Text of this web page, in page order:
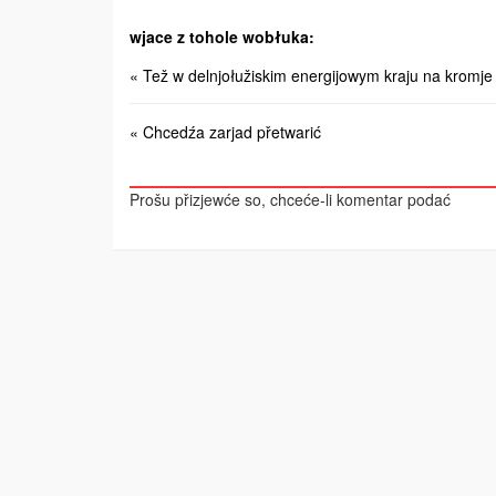
wjace z tohole wobłuka:
« Tež w delnjołužiskim energijowym kraju na
« Chcedźa zarjad přetwarić
Prošu přizjewće so, chceće-li komentar podać